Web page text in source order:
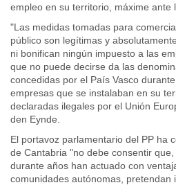
empleo en su territorio, máxime ante
"Las medidas tomadas para
público son legítimas y
ni bonifican ningún impuesto a las
que no puede decirse da las
concedidas por el País Vasco
empresas que se instalaban en su
declaradas ilegales por el Unión
den Eynde.
El portavoz parlamentario del PP ha
de Cantabria "no debe consentir
durante años han actuado con
comunidades autónomas, pretendan